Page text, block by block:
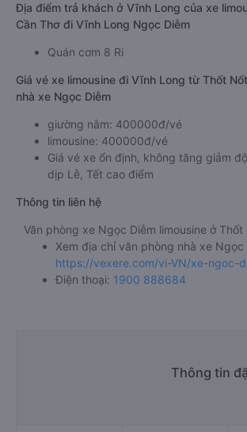
Địa điểm trả khách ở Vĩnh Long của xe
Cần Thơ đi Vĩnh Long Ngọc Diễm
Quán cơm 8 Ri
Giá vé xe limousine đi Vĩnh Long từ Thốt
nhà xe Ngọc Diễm
giường nằm: 400000đ/vé
limousine: 400000đ/vé
Giá vé xe ổn định, không tăng giảm
dịp Lễ, Tết cao điểm
Thông tin liên hệ
Văn phòng xe Ngọc Diễm limousine ở
Xem địa chỉ văn phòng nhà xe Ngọc
https://vexere.com/vi-VN/xe-ngoc-
Điện thoại: 1900 888684
Thông tin